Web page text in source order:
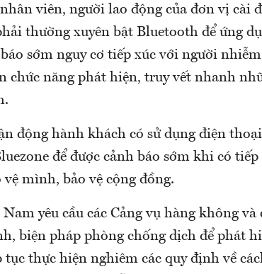
viên, người lao động của đơn vị cài
thường xuyên bật Bluetooth để ứng
sớm nguy cơ tiếp xúc với người
chức năng phát hiện, truy vết nhanh
động hành khách có sử dụng điện
để được cảnh báo sớm khi có
mình, bảo vệ cộng đồng.
yêu cầu các Cảng vụ hàng không và
biện pháp phòng chống dịch để phát
thực hiện nghiêm các quy định về